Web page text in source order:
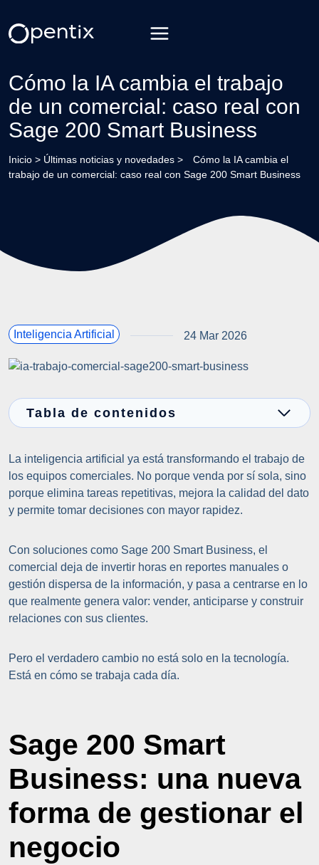
contenido
Cómo la IA cambia el trabajo
de un comercial: caso real con
Sage 200 Smart Business
Inicio > Últimas noticias y novedades >
Cómo la IA cambia el
trabajo de un comercial: caso real con Sage 200 Smart Business
Inteligencia Artificial 24 Mar 2026
Tabla de contenidos
La inteligencia artificial ya está transformando el trabajo de
los equipos comerciales. No porque venda por sí sola, sino
porque elimina tareas repetitivas, mejora la calidad del dato
y permite tomar decisiones con mayor rapidez.
Con soluciones como Sage 200 Smart Business, el
comercial deja de invertir horas en reportes manuales o
gestión dispersa de la información, y pasa a centrarse en lo
que realmente genera valor: vender, anticiparse y construir
relaciones con sus clientes.
Pero el verdadero cambio no está solo en la tecnología.
Está en cómo se trabaja cada día.
Sage 200 Smart
Business: una nueva
forma de gestionar el
negocio